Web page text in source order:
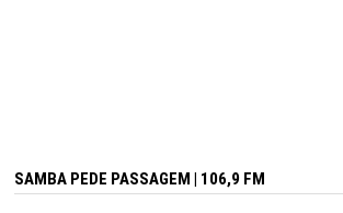
SAMBA PEDE PASSAGEM | 106,9 FM